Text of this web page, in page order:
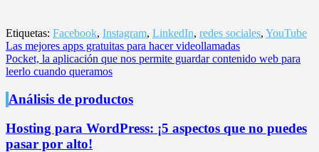
Etiquetas: Facebook, Instagram, LinkedIn, redes sociales, YouTube
Navegación
de
Las mejores apps gratuitas para hacer videollamadas
Pocket, la aplicación que nos permite guardar contenido web para
leerlo cuando queramos
Análisis de productos
Hosting para WordPress: ¡5 aspectos que no puedes
pasar por alto!